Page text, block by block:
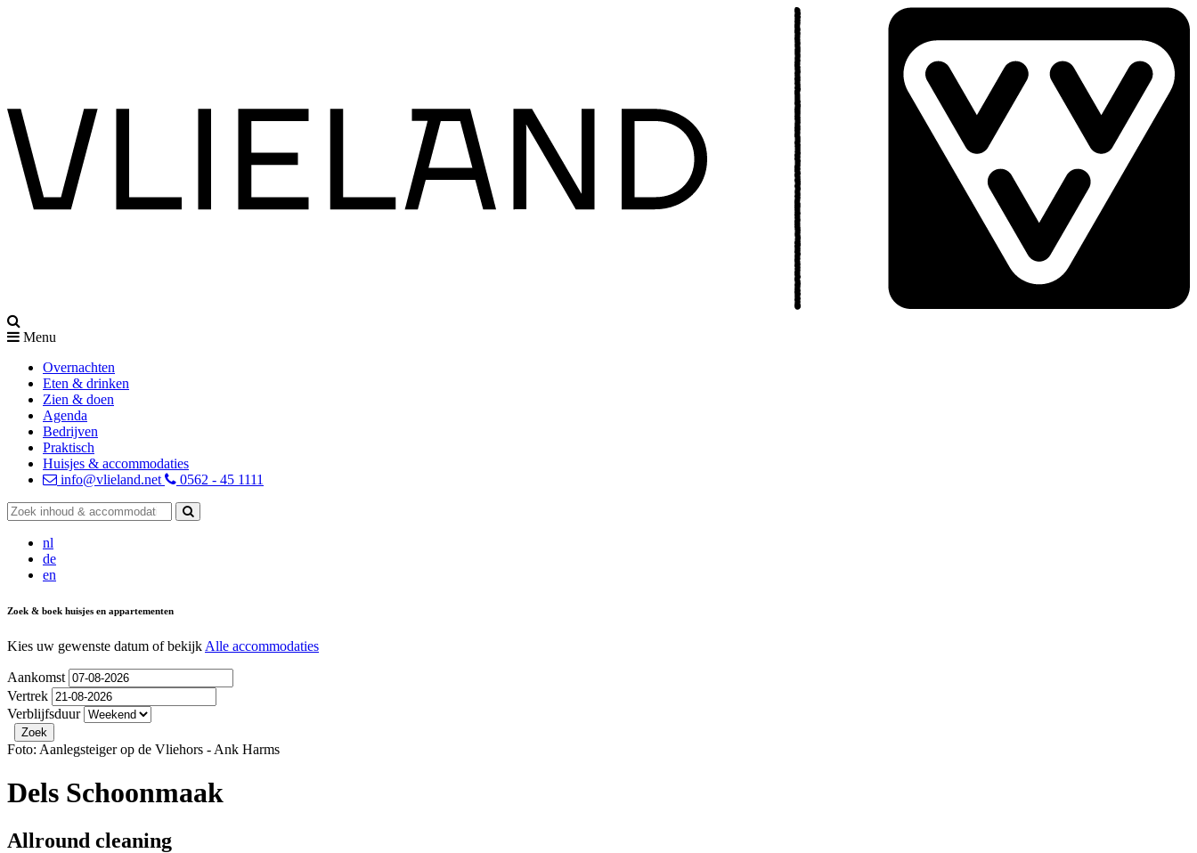
Menu
Overnachten
Eten & drinken
Zien & doen
Agenda
Bedrijven
Praktisch
Huisjes & accommodaties
info@vlieland.net
0562 - 45 1111
nl
de
en
Zoek & boek huisjes en appartementen
Kies uw gewenste datum of bekijk Alle accommodaties
Aankomst
Vertrek
Verblijfsduur
Foto: Aanlegsteiger op de Vliehors - Ank Harms
Dels Schoonmaak
Allround cleaning